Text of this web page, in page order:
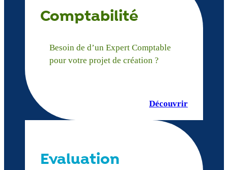
Comptabilité
Besoin de d’un Expert Comptable
pour votre projet de création ?
Découvrir
Evaluation